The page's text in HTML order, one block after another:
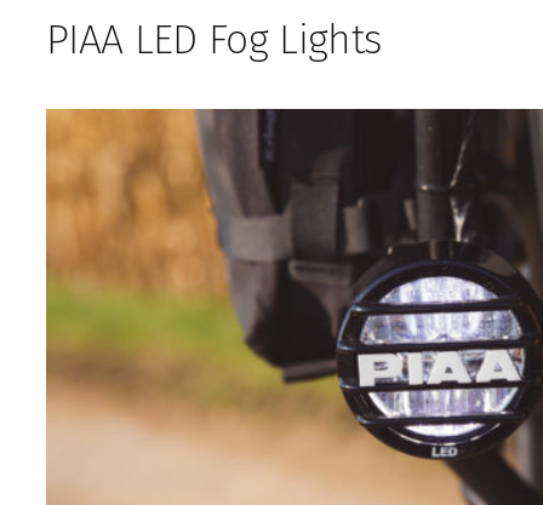
PIAA LED Fog Lights